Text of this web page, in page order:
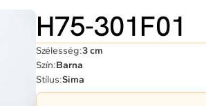
H75-301F01
Szélesség:3 cm
Szín:Barna
Stílus:Sima